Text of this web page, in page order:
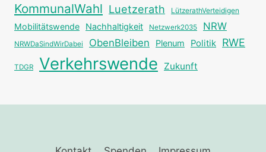
KommunalWahl Luetzerath LützerathVerteidigen
Mobilitätswende Nachhaltigkeit Netzwerk2035 NRW
NRWDaSindWirDabei ObenBleiben Plenum Politik RWE
TDGR Verkehrswende Zukunft